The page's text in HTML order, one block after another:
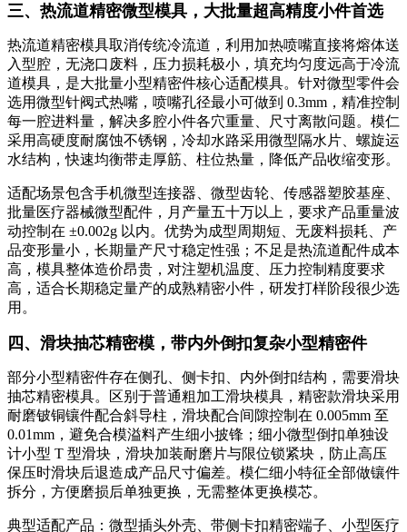
三、热流道精密微型模具，大批量超高精度小件首选
热流道精密模具取消传统冷流道，利用加热喷嘴直接将熔体送
入型腔，无浇口废料，压力损耗极小，填充均匀度远高于冷流
道模具，是大批量小型精密件核心适配模具。针对微型零件会
选用微型针阀式热嘴，喷嘴孔径最小可做到 0.3mm，精准控制
每一腔进料量，解决多腔小件各穴重量、尺寸离散问题。模仁
采用高硬度耐腐蚀不锈钢，冷却水路采用微型隔水片、螺旋运
水结构，快速均衡带走厚筋、柱位热量，降低产品收缩变形。
适配场景包含手机微型连接器、微型齿轮、传感器塑胶基座、
批量医疗器械微型配件，月产量五十万以上，要求产品重量波
动控制在 ±0.002g 以内。优势为成型周期短、无废料损耗、产
品变形量小，长期量产尺寸稳定性强；不足是热流道配件成本
高，模具整体造价昂贵，对注塑机温度、压力控制精度要求
高，适合长期稳定量产的成熟精密小件，研发打样阶段很少选
用。
四、滑块抽芯精密模，带内外倒扣复杂小型精密件
部分小型精密件存在侧孔、侧卡扣、内外倒扣结构，需要滑块
抽芯精密模具。区别于普通粗加工滑块模具，精密款滑块采用
耐磨铍铜镶件配合斜导柱，滑块配合间隙控制在 0.005mm 至
0.01mm，避免合模溢料产生细小披锋；细小微型倒扣单独设
计小型 T 型滑块，滑块加装耐磨片与限位锁紧块，防止高压
保压时滑块后退造成产品尺寸偏差。模仁细小特征全部做镶件
拆分，方便磨损后单独更换，无需整体更换模芯。
典型适配产品：微型插头外壳、带侧卡扣精密端子、小型医疗